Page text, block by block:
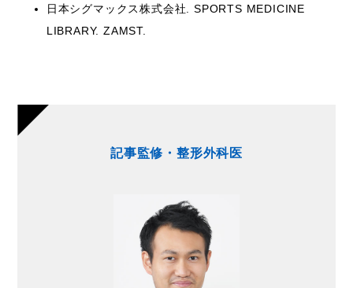
日本シグマックス株式会社. SPORTS MEDICINE
LIBRARY. ZAMST.
記事監修・整形外科医